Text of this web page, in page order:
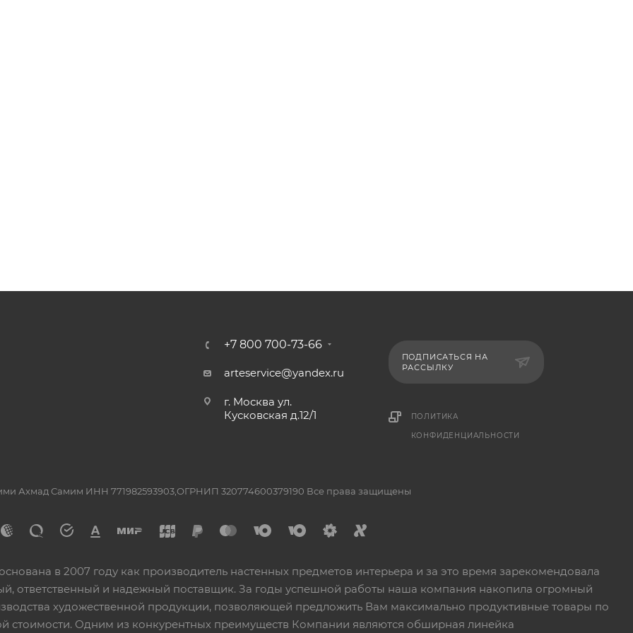
+7 800 700-73-66
arteservice@yandex.ru
г. Москва ул.
Кусковская д.12/1
ПОДПИСАТЬСЯ НА
РАССЫЛКУ
ПОЛИТИКА
КОНФИДЕНЦИАЛЬНОСТИ
Ахмад Самим ИНН 771982593903,ОГРНИП 320774600379190 Все права защищены
в 2007 году как производитель настенных предметов интерьера и за это время зарекомендовала
ответственный и надежный поставщик. За годы успешной работы наша компания накопила огромный
художественной продукции, позволяющей предложить Вам максимально продуктивные товары по
стоимости. Одним из конкурентных преимуществ Компании являются обширная линейка